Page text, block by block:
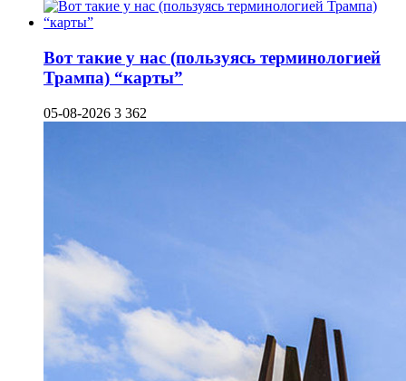
Вот такие у нас (пользуясь терминологией
Трампа) “карты”
05-08-2026 3 362